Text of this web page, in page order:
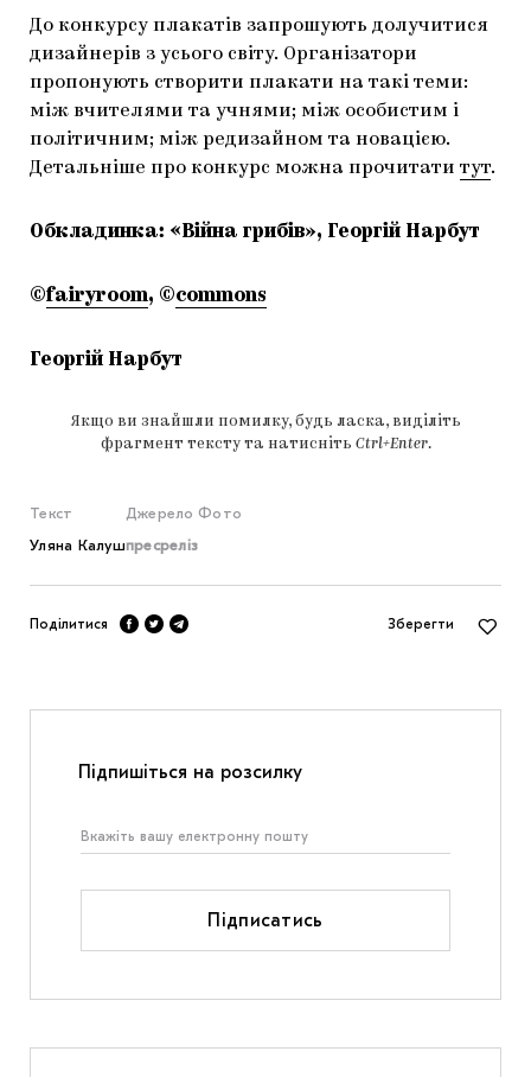
До конкурсу плакатів запрошують долучитися
дизайнерів з усього світу. Організатори
пропонують створити плакати на такі теми:
між вчителями та учнями; між особистим і
політичним; між редизайном та новацією.
Детальніше про конкурс можна прочитати тут.
Обкладинка: «Війна грибів», Георгій Нарбут
©fairyroom, ©commons
Георгій Нарбут
Якщо ви знайшли помилку, будь ласка, виділіть
фрагмент тексту та натисніть Ctrl+Enter.
Текст
Уляна Калуш
Джерело
пресреліз
Фото
Поділитися Зберегти
Підпишіться на розсилку
Підписатись